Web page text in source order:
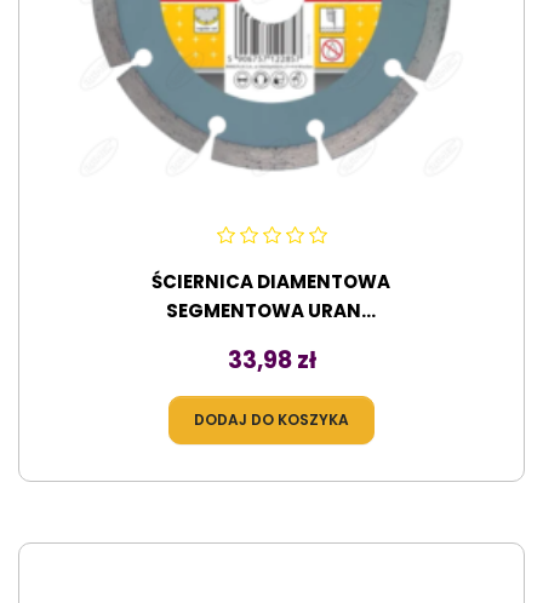
ŚCIERNICA DIAMENTOWA
SEGMENTOWA URAN...
Cena
33,98 zł
DODAJ DO KOSZYKA